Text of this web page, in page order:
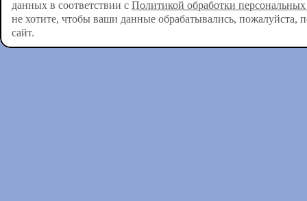
данных в соответствии с Политикой обработки
не хотите, чтобы ваши данные обрабатывались, пожалуйста,
сайт.